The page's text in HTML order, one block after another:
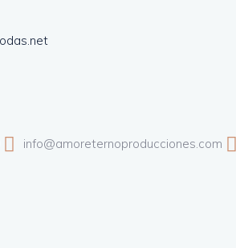
info@amoreternoproducciones.com